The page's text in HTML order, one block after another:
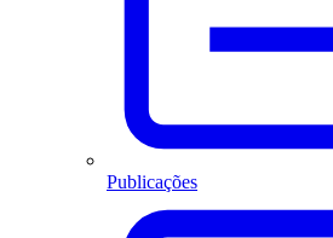
Publicações